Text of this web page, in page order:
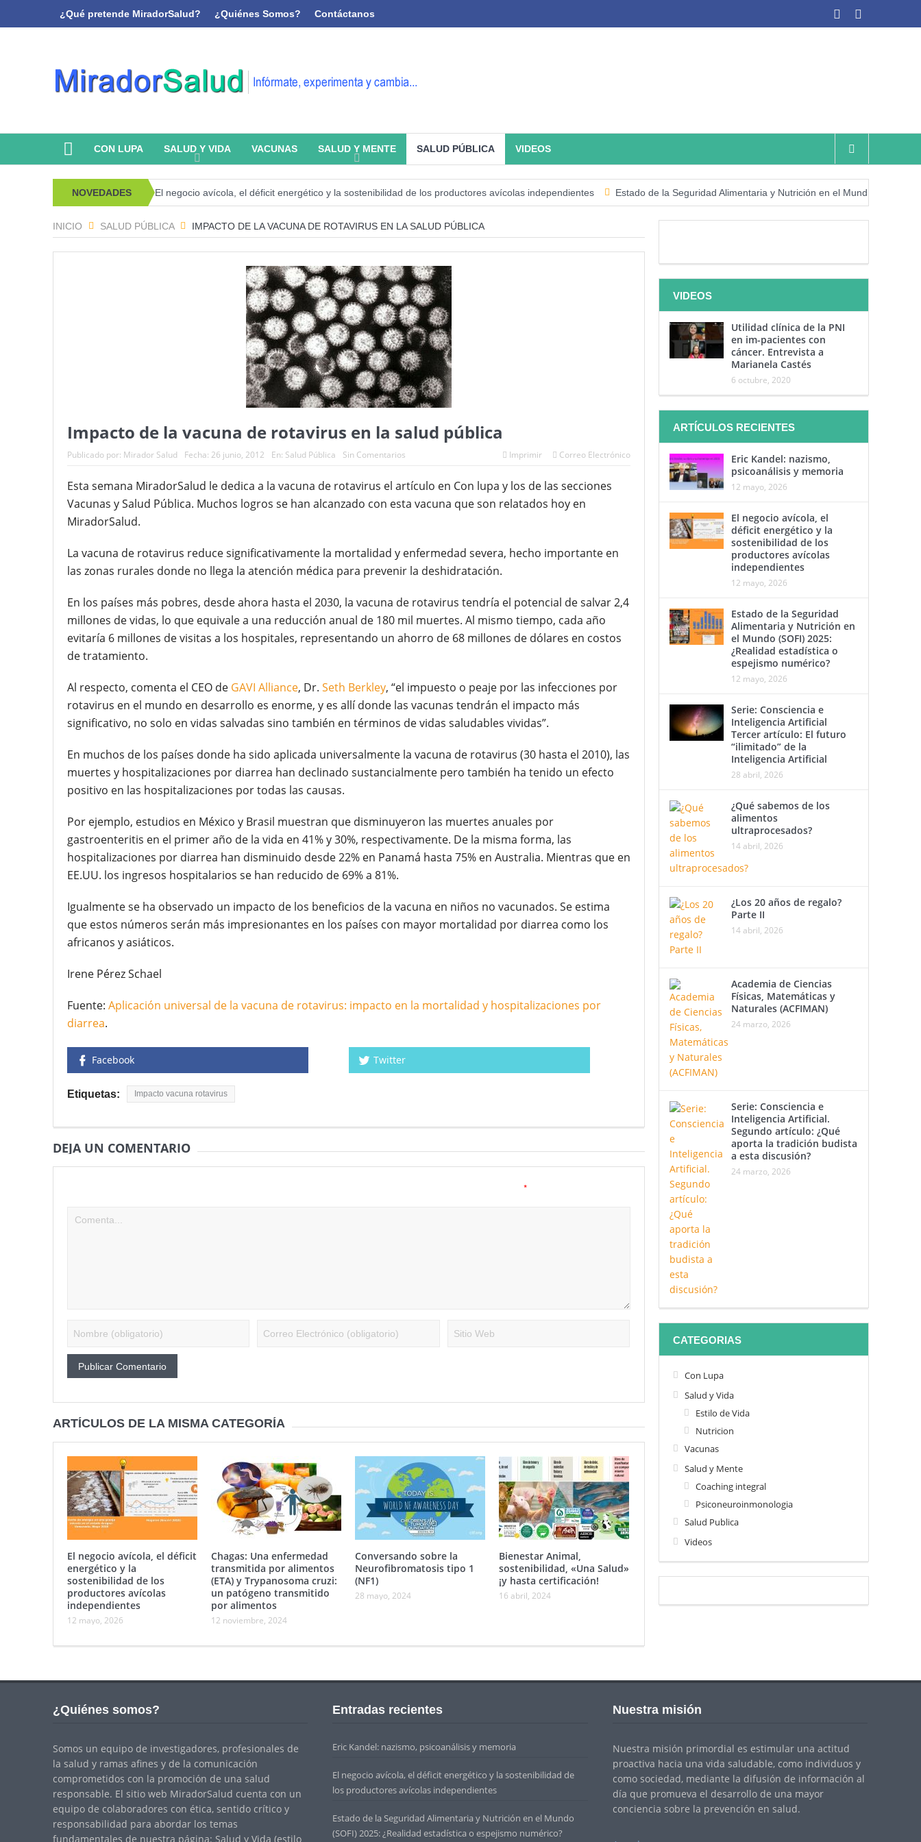
¿Qué pretende MiradorSalud? ¿Quiénes Somos? Contáctanos
CON LUPA SALUD Y VIDA VACUNAS SALUD Y MENTE SALUD PÚBLICA VIDEOS
NOVEDADES
y memoria El negocio avícola, el déficit energético y la sostenibilidad de los productores avícolas independientes Estado de la Seguridad Alimentaria y Nutrición en el Mundo (SOFI) 2025:
INICIO SALUD PÚBLICA IMPACTO DE LA VACUNA DE ROTAVIRUS EN LA SALUD PÚBLICA
Impacto de la vacuna de rotavirus en la salud pública
Publicado por: Mirador Salud Fecha: 26 junio, 2012 En: Salud Pública Sin Comentarios Imprimir Correo Electrónico
Esta semana MiradorSalud le dedica a la vacuna de rotavirus el artículo en Con lupa y los de las secciones
Vacunas y Salud Pública. Muchos logros se han alcanzado con esta vacuna que son relatados hoy en
MiradorSalud.
La vacuna de rotavirus reduce significativamente la mortalidad y enfermedad severa, hecho importante en
las zonas rurales donde no llega la atención médica para prevenir la deshidratación.
En los países más pobres, desde ahora hasta el 2030, la vacuna de rotavirus tendría el potencial de salvar 2,4
millones de vidas, lo que equivale a una reducción anual de 180 mil muertes. Al mismo tiempo, cada año
evitaría 6 millones de visitas a los hospitales, representando un ahorro de 68 millones de dólares en costos
de tratamiento.
Al respecto, comenta el CEO de GAVI Alliance, Dr. Seth Berkley, “el impuesto o peaje por las infecciones por
rotavirus en el mundo en desarrollo es enorme, y es allí donde las vacunas tendrán el impacto más
significativo, no solo en vidas salvadas sino también en términos de vidas saludables vividas”.
En muchos de los países donde ha sido aplicada universalmente la vacuna de rotavirus (30 hasta el 2010), las
muertes y hospitalizaciones por diarrea han declinado sustancialmente pero también ha tenido un efecto
positivo en las hospitalizaciones por todas las causas.
Por ejemplo, estudios en México y Brasil muestran que disminuyeron las muertes anuales por
gastroenteritis en el primer año de la vida en 41% y 30%, respectivamente. De la misma forma, las
hospitalizaciones por diarrea han disminuido desde 22% en Panamá hasta 75% en Australia. Mientras que en
EE.UU. los ingresos hospitalarios se han reducido de 69% a 81%.
Igualmente se ha observado un impacto de los beneficios de la vacuna en niños no vacunados. Se estima
que estos números serán más impresionantes en los países con mayor mortalidad por diarrea como los
africanos y asiáticos.
Irene Pérez Schael
Fuente: Aplicación universal de la vacuna de rotavirus: impacto en la mortalidad y hospitalizaciones por
diarrea.
Facebook Twitter
Etiquetas: Impacto vacuna rotavirus
DEJA UN COMENTARIO
*
ARTÍCULOS DE LA MISMA CATEGORÍA
El negocio avícola, el déficit
energético y la
sostenibilidad de los
productores avícolas
independientes
12 mayo, 2026
Chagas: Una enfermedad
transmitida por alimentos
(ETA) y Trypanosoma cruzi:
un patógeno transmitido
por alimentos
12 noviembre, 2024
Conversando sobre la
Neurofibromatosis tipo 1
(NF1)
28 mayo, 2024
Bienestar Animal,
sostenibilidad, «Una Salud»
¡y hasta certificación!
16 abril, 2024
VIDEOS
Utilidad clínica de la PNI
en im-pacientes con
cáncer. Entrevista a
Marianela Castés
6 octubre, 2020
ARTÍCULOS RECIENTES
Eric Kandel: nazismo,
psicoanálisis y memoria
12 mayo, 2026
El negocio avícola, el
déficit energético y la
sostenibilidad de los
productores avícolas
independientes
12 mayo, 2026
Estado de la Seguridad
Alimentaria y Nutrición en
el Mundo (SOFI) 2025:
¿Realidad estadística o
espejismo numérico?
12 mayo, 2026
Serie: Consciencia e
Inteligencia Artificial
Tercer artículo: El futuro
“ilimitado” de la
Inteligencia Artificial
28 abril, 2026
¿Qué sabemos de los
alimentos
ultraprocesados?
14 abril, 2026
¿Los 20 años de regalo?
Parte II
14 abril, 2026
Academia de Ciencias
Físicas, Matemáticas y
Naturales (ACFIMAN)
24 marzo, 2026
Serie: Consciencia e
Inteligencia Artificial.
Segundo artículo: ¿Qué
aporta la tradición budista
a esta discusión?
24 marzo, 2026
CATEGORIAS
Con Lupa
Salud y Vida
Estilo de Vida
Nutricion
Vacunas
Salud y Mente
Coaching integral
Psiconeuroinmonologia
Salud Publica
Videos
¿Quiénes somos?
Somos un equipo de investigadores, profesionales de
la salud y ramas afines y de la comunicación
comprometidos con la promoción de una salud
responsable. El sitio web MiradorSalud cuenta con un
equipo de colaboradores con ética, sentido crítico y
responsabilidad para abordar los temas
fundamentales de nuestra página: Salud y Vida (estilo
Entradas recientes
Eric Kandel: nazismo, psicoanálisis y memoria
El negocio avícola, el déficit energético y la sostenibilidad de
los productores avícolas independientes
Estado de la Seguridad Alimentaria y Nutrición en el Mundo
(SOFI) 2025: ¿Realidad estadística o espejismo numérico?
Nuestra misión
Nuestra misión primordial es estimular una actitud
proactiva hacia una vida saludable, como individuos y
como sociedad, mediante la difusión de información al
día que promueva el desarrollo de una mayor
conciencia sobre la prevención en salud.